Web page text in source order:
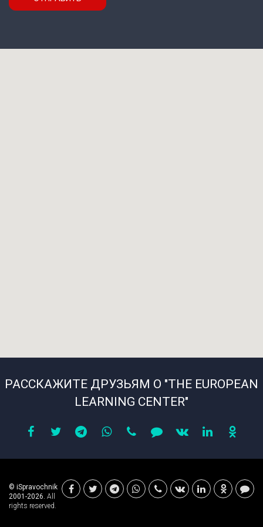
РАССКАЖИТЕ ДРУЗЬЯМ О "THE EUROPEAN
LEARNING CENTER"
© iSpravochnik
2001-2026. All
rights reserved.